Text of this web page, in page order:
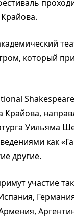
который
Крайова,
Уильяма
как
другие.
участие